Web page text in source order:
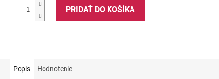
PRIDAŤ DO KOŠÍKA
Popis Hodnotenie